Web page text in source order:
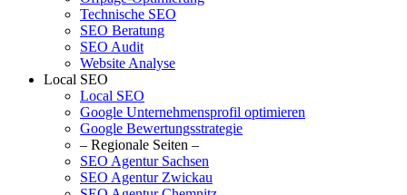
Technische SEO
SEO Beratung
SEO Audit
Website Analyse
Local SEO
Local SEO
Google Unternehmensprofil optimieren
Google Bewertungsstrategie
– Regionale Seiten –
SEO Agentur Sachsen
SEO Agentur Zwickau